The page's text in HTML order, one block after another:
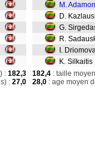
M.
D.
G.
R.
I.
K. Silkaitis
: 182,3
: 27,0
182,4 : taille
28,0 : age moyen